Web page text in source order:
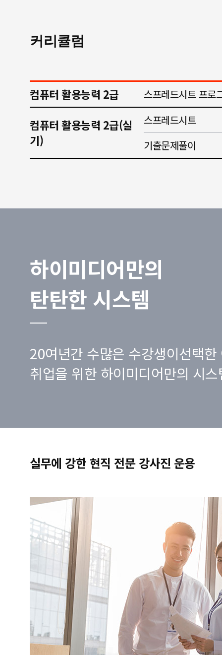
커리큘럼
컴퓨터 활용능력 2급 스프레드시트 프로
컴퓨터 활용능력 2급(실
기)
스프레드시트
기출문제풀이
하이미디어만의
탄탄한 시스템
20여년간 수많은 수강생이선택한
취업을 위한 하이미디어만의 시
실무에 강한 현직 전문 강사진 운용